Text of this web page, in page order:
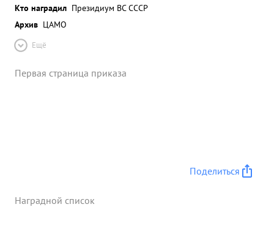
Кто наградил Президиум ВС СССР
Архив ЦАМО
Ещё
Первая страница приказа
Поделиться
Наградной список